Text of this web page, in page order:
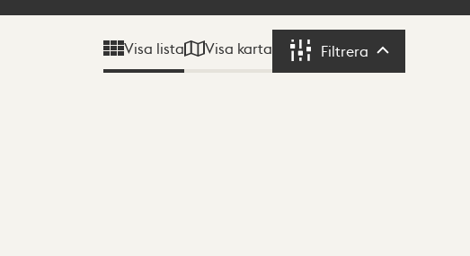
Visa lista Visa karta Filtrera Filtrera